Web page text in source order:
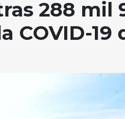
288 mil
COVID-19